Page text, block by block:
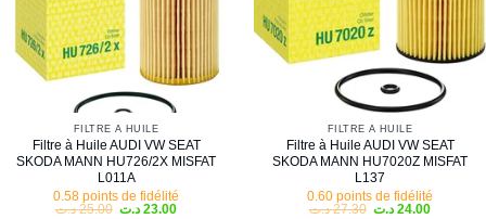
FILTRE À HUILE
Filtre à Huile AUDI VW SEAT
SKODA MANN HU726/2X MISFAT
L011A
0.58 points de fidélité
25.00 د.ت
Le
23.00 د.ت
Le
FILTRE À HUILE
Filtre à Huile AUDI VW SEAT
SKODA MANN HU7020Z MISFAT
L137
0.60 points de fidélité
27.30 د.ت
Le
24.00 د.ت
Le